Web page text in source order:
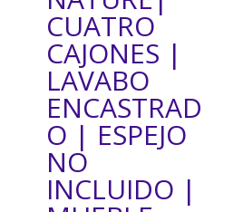
CUATRO
CAJONES |
LAVABO
ENCASTRAD
O | ESPEJO
NO
INCLUIDO |